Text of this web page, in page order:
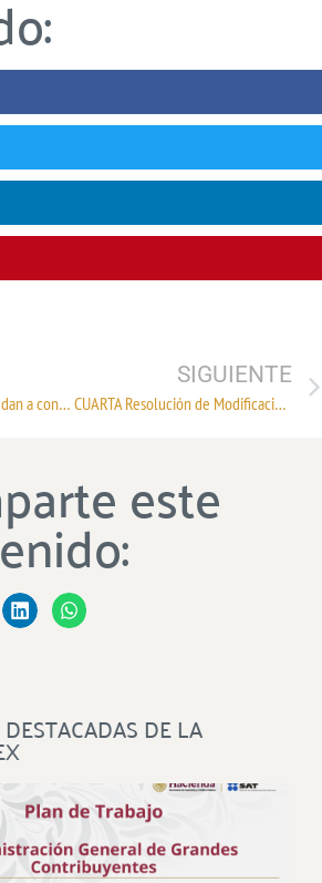
ACUERDO por el que se dan a conocer las Notas Nacionales de la TIGIE
SIGUIENTE
CUARTA Resolución de Modificaciones a las Reglas Generales de Comercio Exterior para 2022
este
DE LA